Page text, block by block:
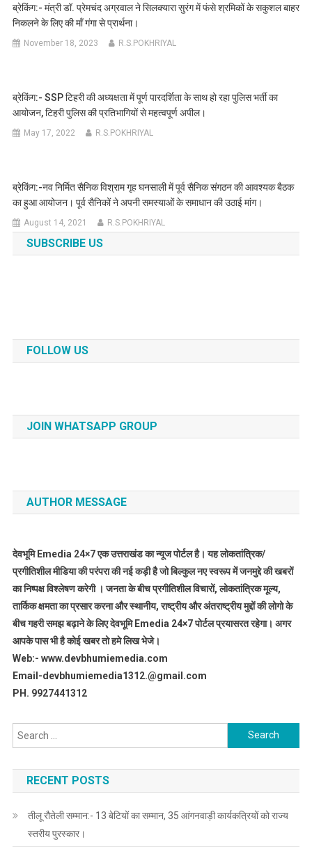
ब्रेकिंग:- मंत्री डॉ. प्रेमचंद अग्रवाल ने सिलक्यारा सुरंग में फंसे श्रमिकों के सकुशल बाहर
निकलने के लिए की माँ गंगा से प्रार्थना।
November 18, 2023 R.S.POKHRIYAL
ब्रेकिंग:- SSP टिहरी की अध्यक्षता में पूर्ण पारदर्शिता के साथ हो रहा पुलिस भर्ती का
आयोजन, टिहरी पुलिस की प्रतिभागियों से महत्वपूर्ण अपील।
May 17, 2022 R.S.POKHRIYAL
ब्रेकिंग:-नव निर्मित सैनिक विश्राम गृह घनसाली में पूर्व सैनिक संगठन की आवश्यक बैठक
का हुआ आयोजन। पूर्व सैनिकों ने अपनी समस्याओं के समाधान की उठाई मांग।
August 14, 2021 R.S.POKHRIYAL
SUBSCRIBE US
FOLLOW US
JOIN WHATSAPP GROUP
AUTHOR MESSAGE
देवभूमि Emedia 24×7 एक उत्तराखंड का न्यूज पोर्टल है। यह लोकतांत्रिक/
प्रगीतिशील मीडिया की परंपरा की नई कड़ी है जो बिल्कुल नए स्वरूप में जनमुद्दे की खबरों
का निष्पक्ष विश्लेषण करेगी । जनता के बीच प्रगीतिशील विचारों, लोकतांत्रिक मूल्य,
तार्किक क्षमता का प्रसार करना और स्थानीय, राष्ट्रीय और अंतराष्ट्रीय मुद्दों की लोगो के
बीच गहरी समझ बढ़ाने के लिए देवभूमि Emedia 24×7 पोर्टल प्रयासरत रहेगा। अगर
आपके पास भी है कोई खबर तो हमे लिख भेजे।
Web:- www.devbhumiemedia.com
Email-devbhumiemedia1312.@gmail.com
PH. 9927441312
Search
for:
RECENT POSTS
तीलू रौतेली सम्मान:- 13 बेटियों का सम्मान, 35 आंगनवाड़ी कार्यकत्रियों को राज्य
स्तरीय पुरस्कार।